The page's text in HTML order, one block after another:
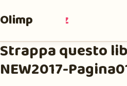
Olimpia Ruiz
Strappa questo
NEW2017-